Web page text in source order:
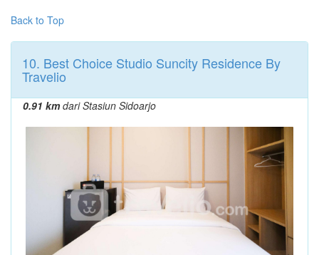
Back to Top
10. Best Choice Studio Suncity Residence By
Travelio
0.91 kmdari Stasiun Sidoarjo